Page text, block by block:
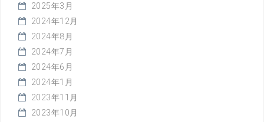
2025年3月
2024年12月
2024年8月
2024年7月
2024年6月
2024年1月
2023年11月
2023年10月